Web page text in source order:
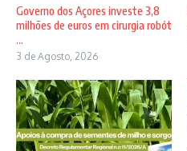
Governo dos Açores investe 3,8
milhões de euros em cirurgia robót
...
3 de Agosto, 2026